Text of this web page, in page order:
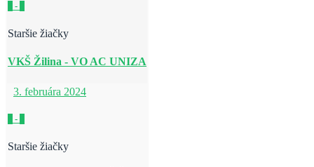
-
Staršie žiačky
VKŠ Žilina - VO AC UNIZA
3. februára 2024
-
Staršie žiačky